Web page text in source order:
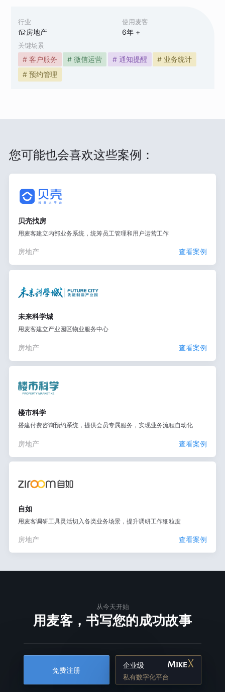
行业
房地产
使用麦客
6年 +
关键场景
# 客户服务 # 微信运营 # 通知提醒
# 业务统计
# 预约管理
您可能也会喜欢这些案例：
贝壳找房
用麦客建立内部业务系统，统筹员工管理和用户运营工作
房地产 查看案例
未来科学城
用麦客建立产业园区物业服务中心
房地产 查看案例
楼市科学
搭建付费咨询预约系统，提供会员专属服务，实现业务流程自动化
房地产 查看案例
自如
用麦客调研工具灵活切入各类业务场景，提升调研工作细粒度
房地产 查看案例
从今天开始
用麦客，书写您的成功故事
免费注册
企业级
私有数字化平台